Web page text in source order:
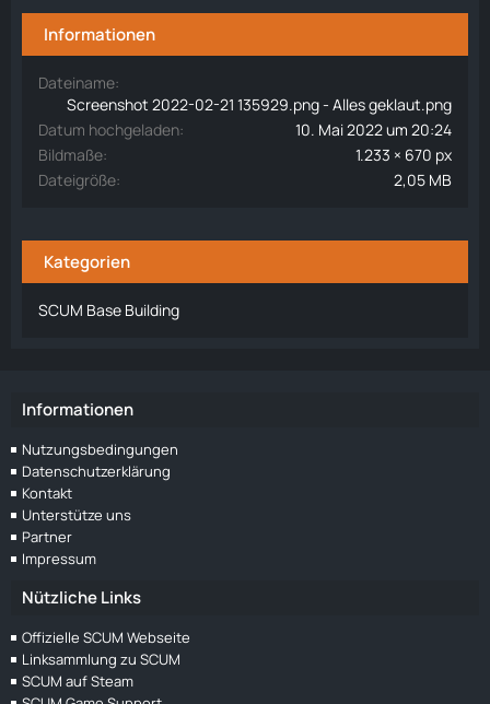
Informationen
Dateiname
Screenshot 2022-02-21 135929.png - Alles geklaut.png
Datum hochgeladen
10. Mai 2022 um 20:24
Bildmaße
1.233 × 670 px
Dateigröße
2,05 MB
Kategorien
SCUM Base Building
Informationen
Nutzungsbedingungen
Datenschutzerklärung
Kontakt
Unterstütze uns
Partner
Impressum
Nützliche Links
Offizielle SCUM Webseite
Linksammlung zu SCUM
SCUM auf Steam